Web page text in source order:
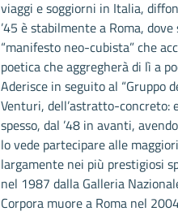
viaggi e soggiorni in Italia,
’45 è stabilmente a Roma,
“manifesto neo-cubista” che
poetica che aggregherà di lì a
Aderisce in seguito al “Gruppo
Venturi, dell’astratto-concreto:
spesso, dal ’48 in avanti,
lo vede partecipare alle
largamente nei più prestigiosi
nel 1987 dalla Galleria
Corpora muore a Roma nel